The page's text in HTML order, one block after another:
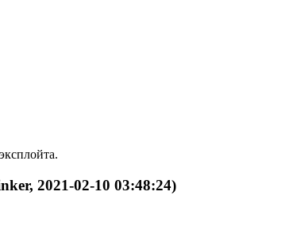
2021-02-10 03:48:24)